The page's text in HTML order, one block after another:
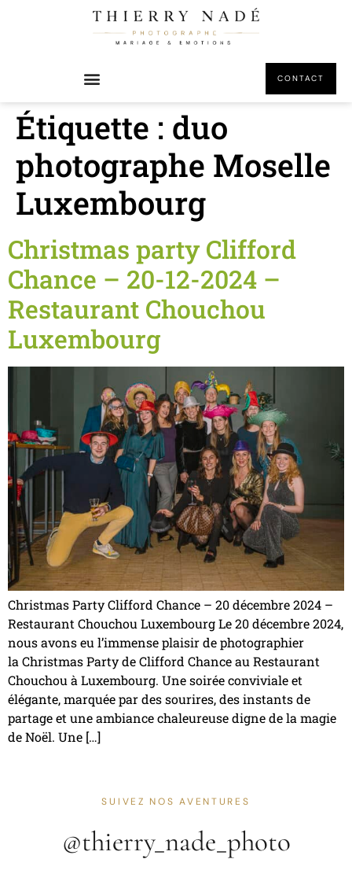
CONTACT
Étiquette : duo
photographe Moselle
Luxembourg
Christmas party Clifford
Chance – 20-12-2024 –
Restaurant Chouchou
Luxembourg
Christmas Party Clifford Chance – 20 décembre 2024 –
Restaurant Chouchou Luxembourg Le 20 décembre 2024,
nous avons eu l’immense plaisir de photographier
la Christmas Party de Clifford Chance au Restaurant
Chouchou à Luxembourg. Une soirée conviviale et
élégante, marquée par des sourires, des instants de
partage et une ambiance chaleureuse digne de la magie
de Noël. Une […]
SUIVEZ NOS AVENTURES
@thierry_nade_photo